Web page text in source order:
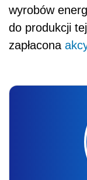
wyrobów
do produkcji
zapłacona